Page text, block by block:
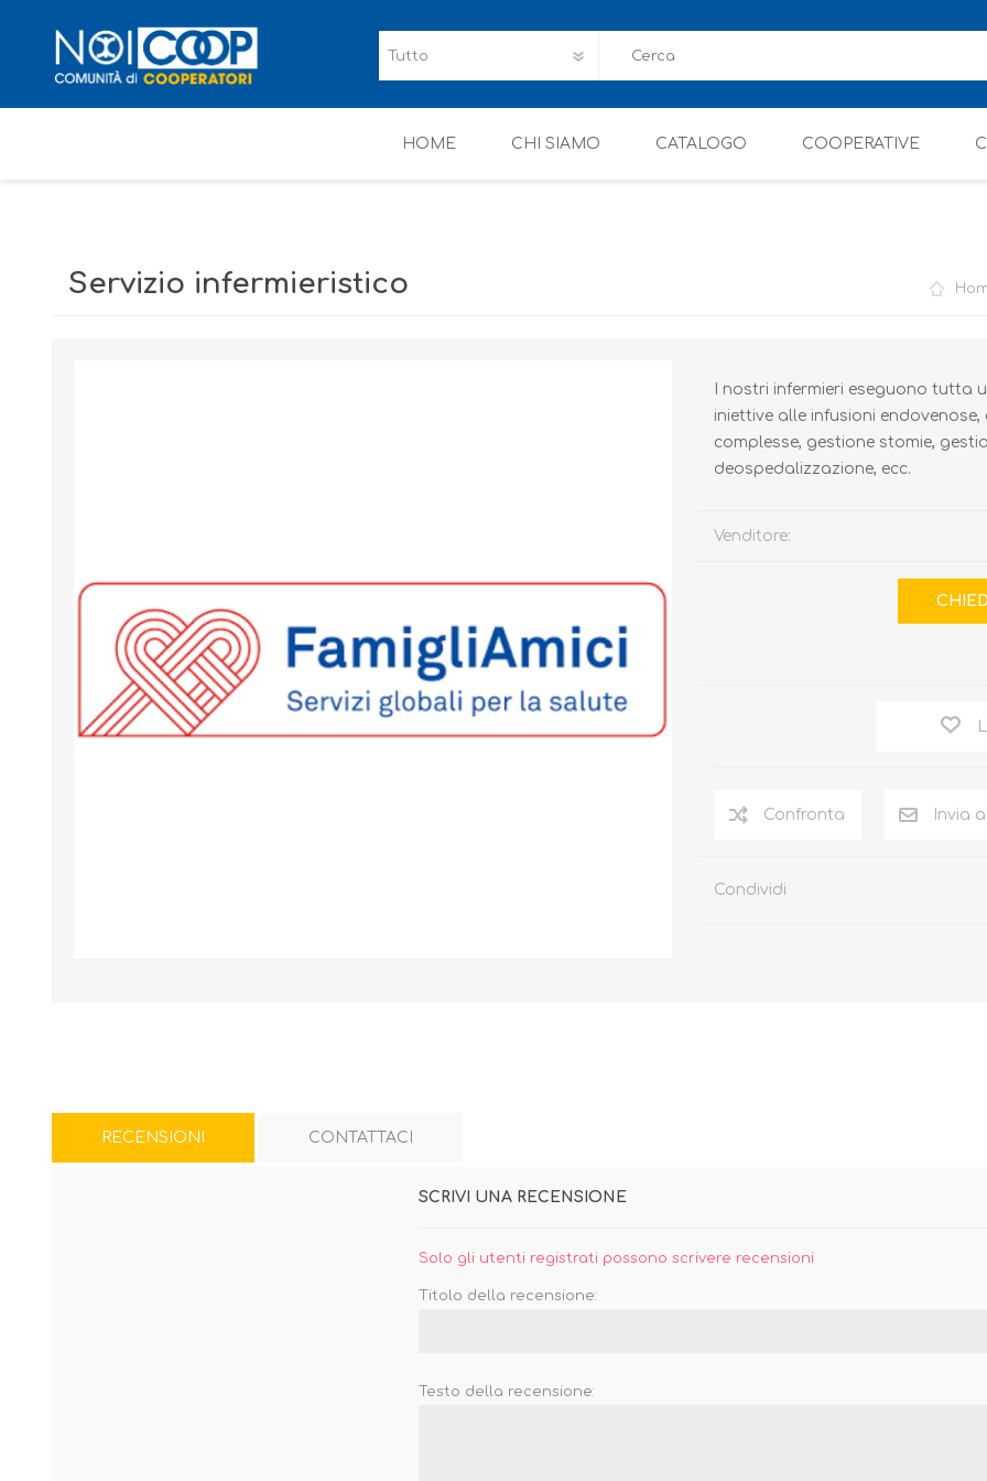
HOME CHI SIAMO CATALOGO COOPERATIVE
Servizio infermieristico
I nostri infermieri eseguono tutta
iniettive alle infusioni
complesse, gestione stomie,
deospedalizzazione, ecc.
Venditore:
Condividi
RECENSIONI CONTATTACI
SCRIVI UNA RECENSIONE
Solo gli utenti registrati possono scrivere recensioni
Titolo della recensione:
Testo della recensione: